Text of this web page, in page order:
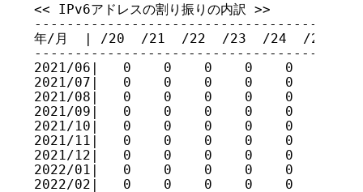
<< IPv6アドレスの割り振りの内訳 >>
年/月  | /20  /21  /22  /23  /24  /25  /
2021/06|   0    0    0    0    0    0
2021/07|   0    0    0    0    0    0
2021/08|   0    0    0    0    0    0
2021/09|   0    0    0    0    0    0
2021/10|   0    0    0    0    0    0
2021/11|   0    0    0    0    0    0
2021/12|   0    0    0    0    0    0
2022/01|   0    0    0    0    0    0
2022/02|   0    0    0    0    0    0